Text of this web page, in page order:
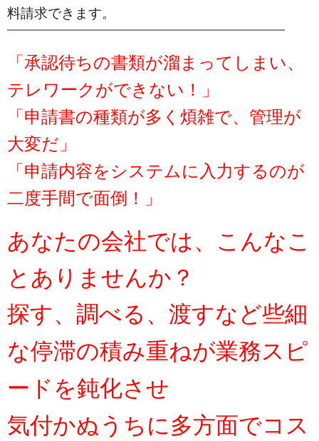
料請求できます。
━━━━━━━━━━━━━━━━━━━━━━━━━━━━━━
「承認待ちの書類が溜まってしまい、
テレワークができない！」
「申請書の種類が多く煩雑で、管理が
大変だ」
「申請内容をシステムに入力するのが
二度手間で面倒！」
あなたの会社では、こんなこ
とありませんか？
探す、調べる、 渡すなど些細
な停滞の積み重ねが業務スピ
ードを鈍化させ
気付かぬうちに多方面でコス